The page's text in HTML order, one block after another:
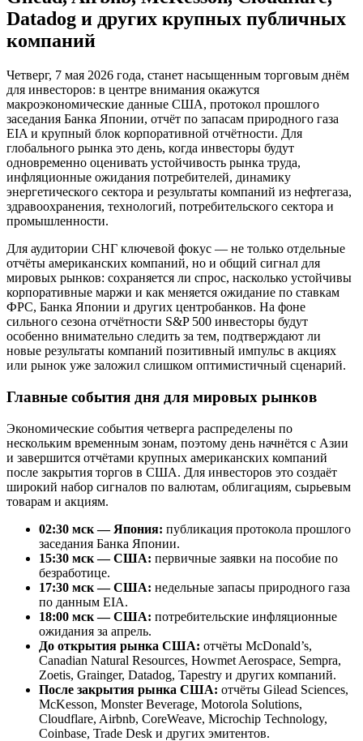
Datadog и других крупных публичных
компаний
Четверг, 7 мая 2026 года, станет насыщенным торговым днём
для инвесторов: в центре внимания окажутся
макроэкономические данные США, протокол прошлого
заседания Банка Японии, отчёт по запасам природного газа
EIA и крупный блок корпоративной отчётности. Для
глобального рынка это день, когда инвесторы будут
одновременно оценивать устойчивость рынка труда,
инфляционные ожидания потребителей, динамику
энергетического сектора и результаты компаний из нефтегаза,
здравоохранения, технологий, потребительского сектора и
промышленности.
Для аудитории СНГ ключевой фокус — не только отдельные
отчёты американских компаний, но и общий сигнал для
мировых рынков: сохраняется ли спрос, насколько устойчивы
корпоративные маржи и как меняется ожидание по ставкам
ФРС, Банка Японии и других центробанков. На фоне
сильного сезона отчётности S&P 500 инвесторы будут
особенно внимательно следить за тем, подтверждают ли
новые результаты компаний позитивный импульс в акциях
или рынок уже заложил слишком оптимистичный сценарий.
Главные события дня для мировых рынков
Экономические события четверга распределены по
нескольким временным зонам, поэтому день начнётся с Азии
и завершится отчётами крупных американских компаний
после закрытия торгов в США. Для инвесторов это создаёт
широкий набор сигналов по валютам, облигациям, сырьевым
товарам и акциям.
02:30 мск — Япония: публикация протокола прошлого
заседания Банка Японии.
15:30 мск — США: первичные заявки на пособие по
безработице.
17:30 мск — США: недельные запасы природного газа
по данным EIA.
18:00 мск — США: потребительские инфляционные
ожидания за апрель.
До открытия рынка США: отчёты McDonald’s,
Canadian Natural Resources, Howmet Aerospace, Sempra,
Zoetis, Grainger, Datadog, Tapestry и других компаний.
После закрытия рынка США: отчёты Gilead Sciences,
McKesson, Monster Beverage, Motorola Solutions,
Cloudflare, Airbnb, CoreWeave, Microchip Technology,
Coinbase, Trade Desk и других эмитентов.